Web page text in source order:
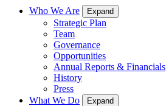
Who We Are Expand
Strategic Plan
Team
Governance
Opportunities
Annual Reports & Financials
History
Press
What We Do
Expand